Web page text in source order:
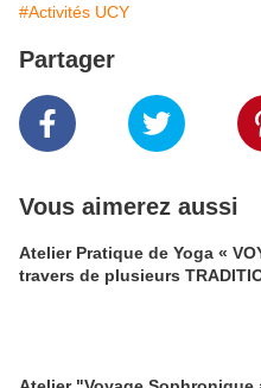
#Activités UCY
Partager
Vous aimerez aussi
Atelier Pratique de Yoga «
travers de plusieurs